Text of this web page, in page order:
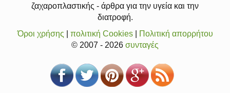
ζαχαροπλαστικής - άρθρα για την υγεία και την
διατροφή.
Όροι χρήσης
πολιτική Cookies|
Πολιτική απορρήτου
© 2007 - 2026 συνταγές